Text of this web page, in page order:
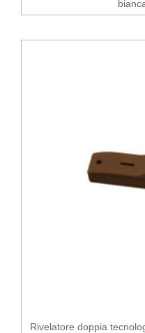
Rivelatore doppia